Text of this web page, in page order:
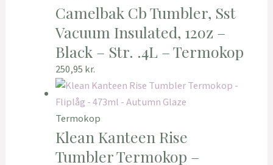
Camelbak Cb Tumbler, Sst
Vacuum Insulated, 12oz –
Black – Str. .4L – Termokop
250,95 kr.
Termokop
Klean Kanteen Rise
Tumbler Termokop –